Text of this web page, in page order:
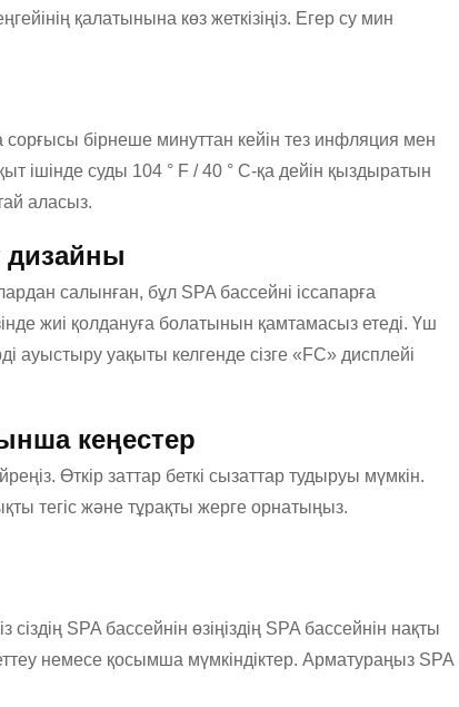
қалатынына көз жеткізіңіз. Егер су мин
сорғысы бірнеше минуттан кейін тез инфляция мен
ішінде суды 104 ° F / 40 ° C-қа дейін қыздыратын
аласыз.
дизайны
салынған, бұл SPA бассейні іссапарға
жиі қолдануға болатынын қамтамасыз етеді. Үш
ауыстыру уақыты келгенде сізге «FC» дисплейі
кеңестер
Өткір заттар беткі сызаттар тудыруы мүмкін.
тегіс және тұрақты жерге орнатыңыз.
SPA бассейнін өзіңіздің SPA бассейнін нақты
немесе қосымша мүмкіндіктер. Арматураңыз SPA